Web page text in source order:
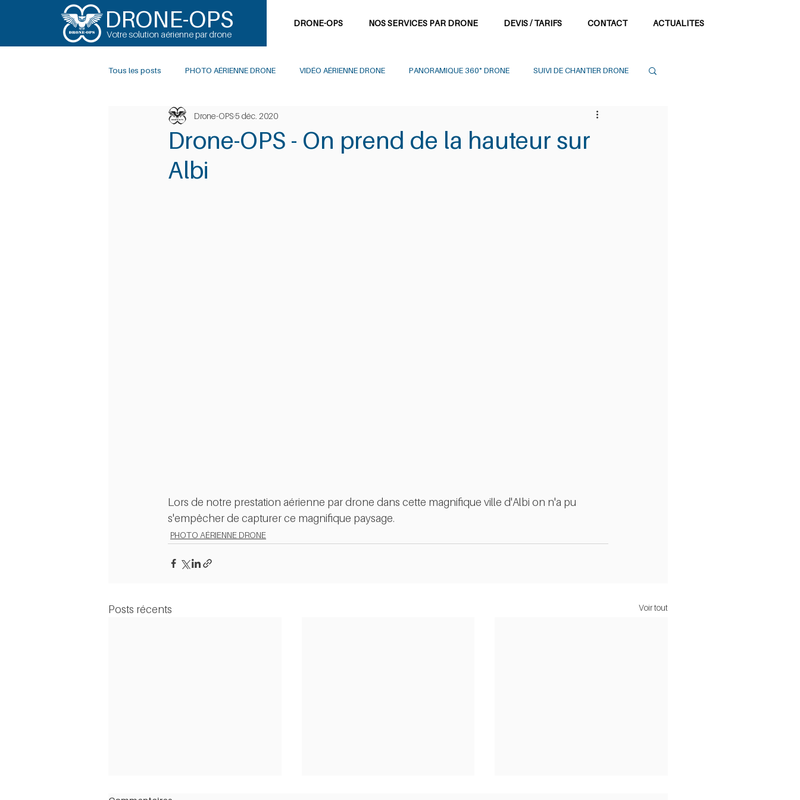
DRONE-OPS
Votre solution aérienne par drone
DRONE-OPS NOS SERVICES PAR DRONE DEVIS / TARIFS CONTACT ACTUALITES
Tous les posts PHOTO AÉRIENNE DRONE VIDÉO AÉRIENNE DRONE PANORAMIQUE 360° DRONE SUIVI DE CHANTIER DRONE
INSPECTION DRONE PHOTOGRAMMÉTRIE DRONE
Drone-OPS - On prend de la hauteur sur
Albi
Drone-OPS5 déc. 2020
Lors de notre prestation aérienne par drone dans cette magnifique ville d'Albi on n'a pu
s'empêcher de capturer ce magnifique paysage.
PHOTO AÉRIENNE DRONE
Posts récents Voir tout